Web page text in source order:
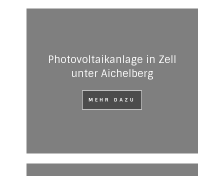
Photovoltaikanlage in Zell
unter Aichelberg
MEHR DAZU